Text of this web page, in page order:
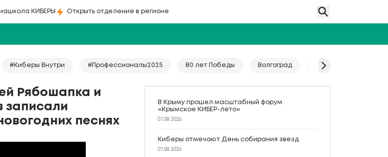
КИБЕРЫ Открыть отделение в регионе
#Киберы Внутри #Профессионалы2025 80 лет Победы Волгоград Гайд
Рябошапка и
записали
песнях
В Крыму прошел масштабный форум
«Крымское КИБЕР-лето»
07.08.2026
Киберы отмечают День собирания звезд
07.08.2026